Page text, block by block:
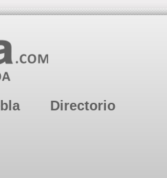
Directorio